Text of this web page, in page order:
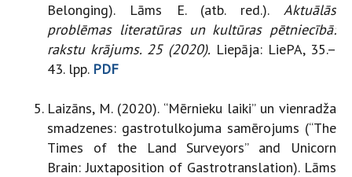
Belonging). Lāms E. (atb. red.). Aktuālās
problēmas literatūras un kultūras pētniecībā:
rakstu krājums. 25 (2020). Liepāja: LiePA, 35.–
43. lpp. PDF
Laizāns, M. (2020). “Mērnieku laiki” un vienradža
smadzenes: gastrotulkojuma samērojums (“The
Times of the Land Surveyors” and Unicorn
Brain: Juxtaposition of Gastrotranslation). Lāms